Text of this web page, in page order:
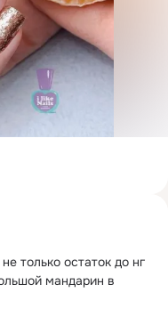
только остаток до нг
мандарин в